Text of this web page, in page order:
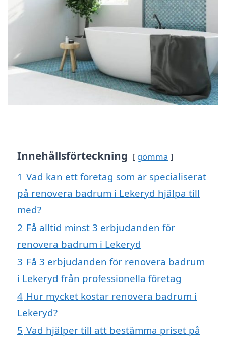
Innehållsförteckning gömma
1 Vad kan ett företag som är specialiserat
på renovera badrum i Lekeryd hjälpa till
med?
2 Få alltid minst 3 erbjudanden för
renovera badrum i Lekeryd
3 Få 3 erbjudanden för renovera badrum
i Lekeryd från professionella företag
4 Hur mycket kostar renovera badrum i
Lekeryd?
5 Vad hjälper till att bestämma priset på